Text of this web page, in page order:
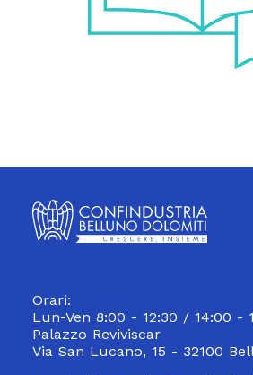
Orari:
Lun-Ven 8:00 - 12:30 / 14:00 -
Palazzo Reviviscar
Via San Lucano, 15 - 32100